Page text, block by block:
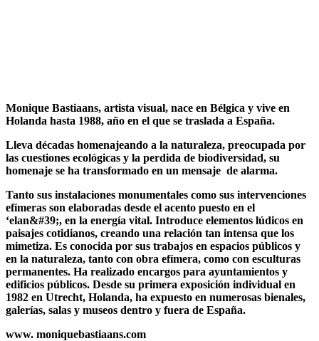
Monique Bastiaans, artista visual, nace en Bélgica y vive en
Holanda hasta 1988, año en el que se traslada a España.
Lleva décadas homenajeando a la naturaleza, preocupada por
las cuestiones ecológicas y la perdida de biodiversidad, su
homenaje se ha transformado en un mensaje de alarma.
Tanto sus instalaciones monumentales como sus intervenciones
efímeras son elaboradas desde el acento puesto en el
‘elan&#39;, en la energía vital. Introduce elementos lúdicos en
paisajes cotidianos, creando una relación tan intensa que los
mimetiza. Es conocida por sus trabajos en espacios públicos y
en la naturaleza, tanto con obra efímera, como con esculturas
permanentes. Ha realizado encargos para ayuntamientos y
edificios públicos. Desde su primera exposición individual en
1982 en Utrecht, Holanda, ha expuesto en numerosas bienales,
galerías, salas y museos dentro y fuera de España.
www. moniquebastiaans.com